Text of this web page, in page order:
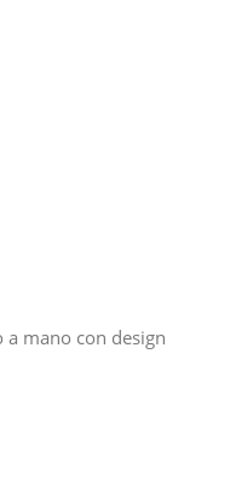
mano con design